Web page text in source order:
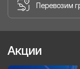
Перевозим
Акции